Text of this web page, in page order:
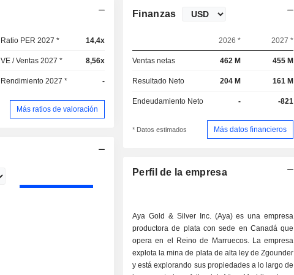
Ratio PER 2027 * 14,4x
VE / Ventas 2027 * 8,56x
Rendimiento 2027 * -
Más ratios de valoración
Finanzas
2026 * 2027 *
Ventas netas 462 M 455 M
Resultado Neto 204 M 161 M
Endeudamiento Neto - -821
* Datos estimados Más datos financieros
Perfil de la empresa
Aya Gold & Silver Inc. (Aya) es una empresa
productora de plata con sede en Canadá que
opera en el Reino de Marruecos. La empresa
explota la mina de plata de alta ley de Zgounder
y está explorando sus propiedades a lo largo de